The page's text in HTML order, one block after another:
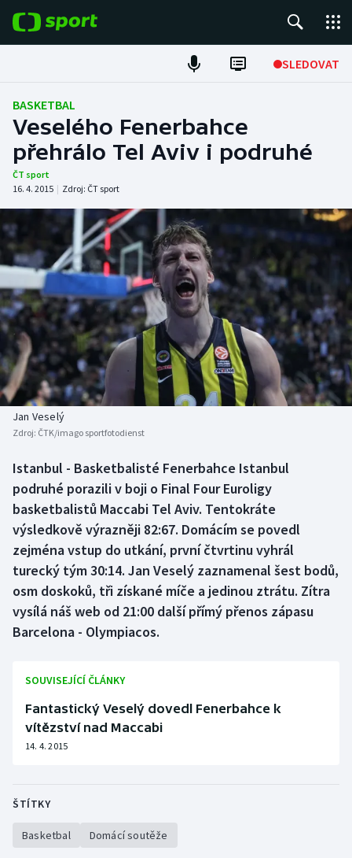
SLEDOVAT
Fotbal
Hokej
Tenis
Atletika
Cyklistika
DALŠÍ SPORTY
Americký fotbal
Baseball a softbal
Basketbal
Biatlon
Boby a skeleton
Box
Curling
Dostihy
Florbal
Golf
Gymnastika
NEPŘEHLÉDNĚTE
Soutěže
Historické návraty
Aplikace ČT sport
AZ kvíz
BASKETBAL
Veselého Fenerbahce
přehrálo Tel Aviv i podruhé
ČT sport
16. 4. 2015 | Zdroj: ČT sport
Jan Veselý
Zdroj: ČTK/imago sportfotodienst
Istanbul - Basketbalisté Fenerbahce Istanbul
podruhé porazili v boji o Final Four Euroligy
basketbalistů Maccabi Tel Aviv. Tentokráte
výsledkově výrazněji 82:67. Domácím se povedl
zejména vstup do utkání, první čtvrtinu vyhrál
turecký tým 30:14. Jan Veselý zaznamenal šest bodů,
osm doskoků, tři získané míče a jedinou ztrátu. Zítra
vysílá náš web od 21:00 další přímý přenos zápasu
Barcelona - Olympiacos.
SOUVISEJÍCÍ ČLÁNKY
Fantastický Veselý dovedl Fenerbahce k
vítězství nad Maccabi
14. 4. 2015
ŠTÍTKY
Basketbal Domácí soutěže